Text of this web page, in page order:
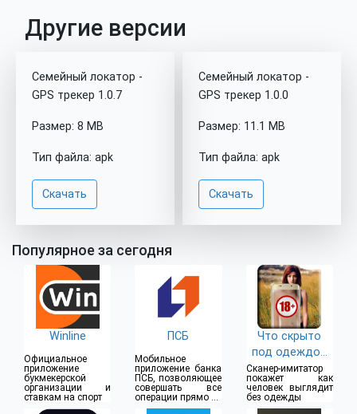
Другие версии
Семейный локатор -
GPS трекер 1.0.7
Размер: 8 MB
Тип файла: apk
Скачать
Семейный локатор -
GPS трекер 1.0.0
Размер: 11.1 MB
Тип файла: apk
Скачать
Популярное за сегодня
Winline
Официальное
приложение
букмекерской
организации и
ставкам на спорт
ПСБ
Мобильное
приложение банка
ПСБ, позволяющее
совершать все
операции прямо из
дома
Что скрыто
под одеждой
(18+)
Сканер-имитатор
покажет как
человек выглядит
без одежды